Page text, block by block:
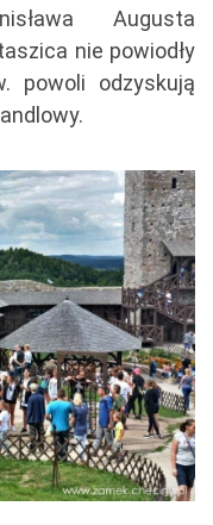
Augusta
nie powiodły
powoli odzyskują